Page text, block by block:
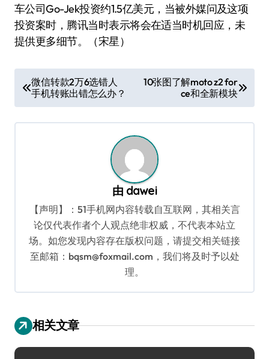
车公司Go-Jek投资约1.5亿美元，当被外媒问及这项
投资案时，腾讯当时表示将会在适当时机回应，未
提供更多细节。（宋星）
章
导
微信转款2万6选错人
手机转账出错怎么办？
10张图了解moto z2 for
ce和全新模块
由 dawei
【声明】：51手机网内容转载自互联网，其相关言
论仅代表作者个人观点绝非权威，不代表本站立
场。如您发现内容存在版权问题，请提交相关链接
至邮箱：bqsm@foxmail.com，我们将及时予以处
理。
相关文章